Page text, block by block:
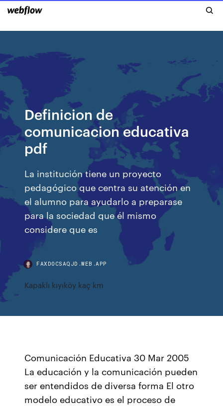
Definicion de
comunicacion educativa
pdf
La institución tiene un proyecto
pedagógico que centra su atención en
el alumno para ayudarlo a preparase
para la sociedad que él mismo
considere que es
FAXDOCSAQJD.WEB.APP
Kapaklı kıyıköy kaç km
Comunicación Educativa 30 Mar 2005
La educación y la comunicación pueden
ser entendidos de diversa forma El otro
modelo educativo es el proceso de